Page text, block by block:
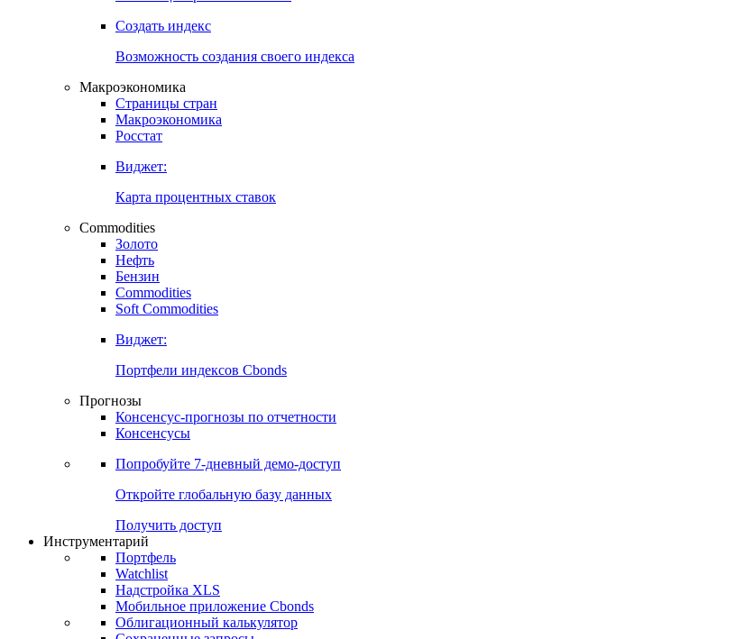
Создать индекс
Возможность создания своего индекса
Макроэкономика
Страницы стран
Макроэкономика
Росстат
Виджет:
Карта процентных ставок
Commodities
Золото
Нефть
Бензин
Commodities
Soft Commodities
Виджет:
Портфели индексов Cbonds
Прогнозы
Консенсус-прогнозы по отчетности
Консенсусы
Попробуйте 7-дневный демо-доступ
Откройте глобальную базу данных
Получить доступ
Инструментарий
Портфель
Watchlist
Надстройка XLS
Мобильное приложение Cbonds
Облигационный калькулятор